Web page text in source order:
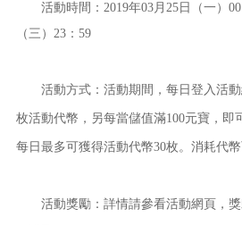
活動時間：2019年03月25日（一）00
（三）23：59
活動方式：活動期間，每日登入活動
枚活動代幣，另每當儲值滿100元寶，即
每日最多可獲得活動代幣30枚。消耗代幣
活動獎勵：詳情請參看活動網頁，獎